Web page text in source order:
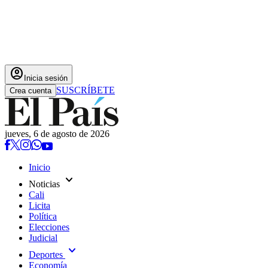
account_circle Inicia sesión
Crea cuenta SUSCRÍBETE
jueves, 6 de agosto de 2026
Inicio
Noticias expand_more
Cali
Licita
Política
Elecciones
Judicial
Deportes expand_more
Economía